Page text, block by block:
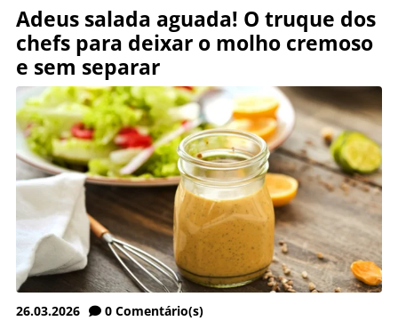
Adeus salada aguada! O truque dos
chefs para deixar o molho cremoso
e sem separar
26.03.2026 0 Comentário(s)